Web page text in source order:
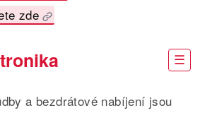
zde
a bezdrátové nabíjení jsou